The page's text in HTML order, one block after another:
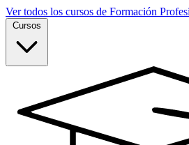
Ver todos los cursos de Formación
Cursos